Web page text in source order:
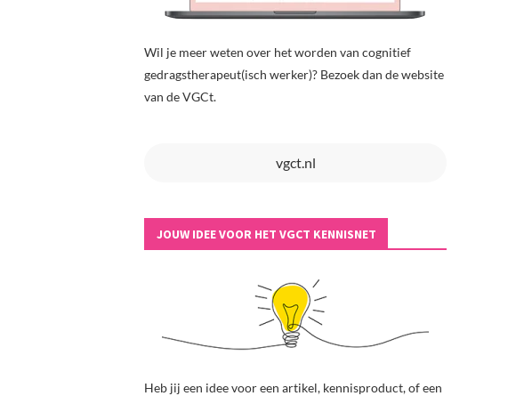
Wil je meer weten over het worden van cognitief
gedragstherapeut(isch werker)? Bezoek dan de website
van de VGCt.
vgct.nl
JOUW IDEE VOOR HET VGCT KENNISNET
Heb jij een idee voor een artikel, kennisproduct, of een